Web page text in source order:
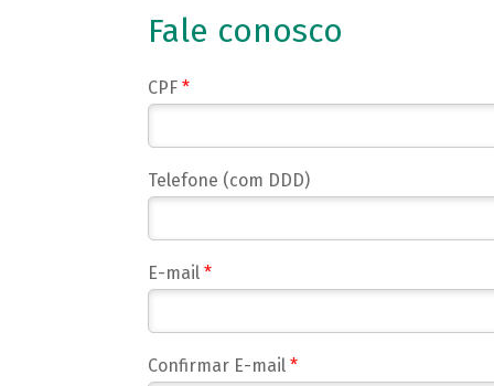
Fale conosco
CPF*
Telefone (com DDD)
E-mail*
Confirmar E-mail*